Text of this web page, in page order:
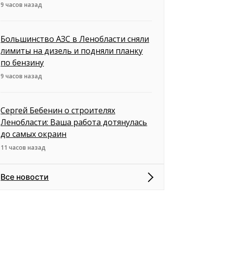
9 часов назад
Большинство АЗС в Ленобласти сняли
лимиты на дизель и подняли планку
по бензину
9 часов назад
Сергей Бебенин о строителях
Ленобласти: Ваша работа дотянулась
до самых окраин
11 часов назад
Все новости